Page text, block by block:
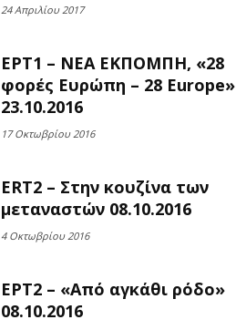
24 Απριλίου 2017
ΕΡΤ1 – ΝΕΑ ΕΚΠΟΜΠΗ, «28
φορές Ευρώπη – 28 Europe»
23.10.2016
17 Οκτωβρίου 2016
ERT2 – Στην κουζίνα των
μεταναστών 08.10.2016
4 Οκτωβρίου 2016
ΕΡΤ2 – «Από αγκάθι ρόδο»
08.10.2016